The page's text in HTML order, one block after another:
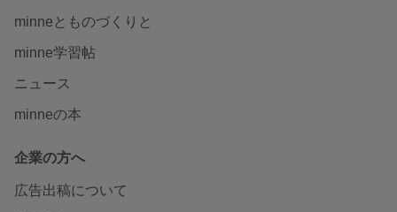
minneとものづくりと
minne学習帖
ニュース
minneの本
企業の方へ
広告出稿について